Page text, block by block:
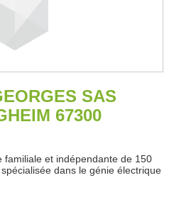
SAS
67300
familiale et indépendante de 150
dans le génie électrique